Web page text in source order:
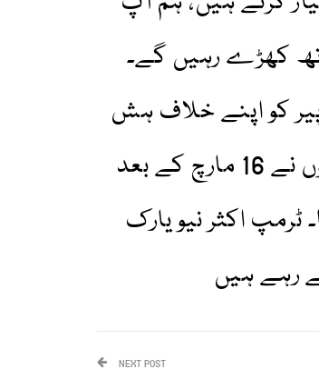
کھڑے رہیں گے۔
کو اپنے خلاف ہش
منی کیس کی سماعت میں شرکت کی۔ انہوں نے 16 مارچ کے بعد
ٹرمپ اکثر نیو یارک
رہے ہیں
NEXT POST